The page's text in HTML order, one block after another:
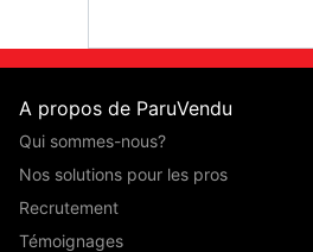
A propos de ParuVendu
Qui sommes-nous?
Nos solutions pour les pros
Recrutement
Témoignages